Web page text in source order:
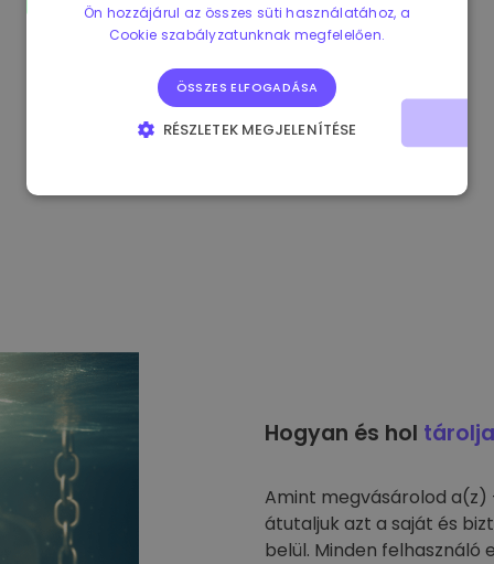
Hogyan és hol
Amint megvásárolod a(z)
átutaljuk azt a saját és
belül. Minden felhasználó
Ön hozzájárul az összes süti használatához, a
Cookie szabályzatunknak megfelelően.
ÖSSZES ELFOGADÁSA
RÉSZLETEK MEGJELENÍTÉSE